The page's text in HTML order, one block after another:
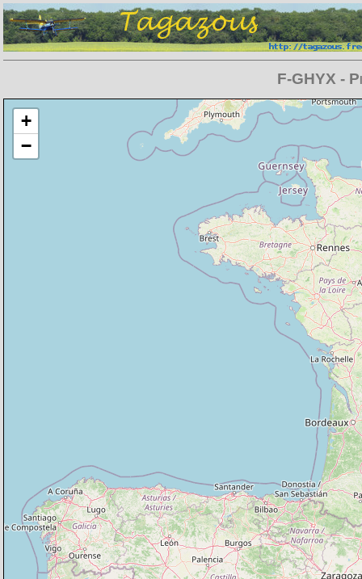
F-GHYX -
Chargement de la carte en cours
+
−